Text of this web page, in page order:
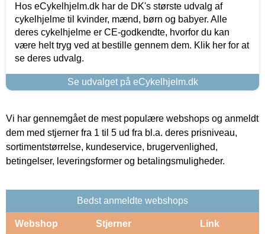
Hos eCykelhjelm.dk har de DK's største udvalg af
cykelhjelme til kvinder, mænd, børn og babyer. Alle
deres cykelhjelme er CE-godkendte, hvorfor du kan
være helt tryg ved at bestille gennem dem. Klik her for at
se deres udvalg.
Se udvalget på eCykelhjelm.dk
Vi har gennemgået de mest populære webshops og anmeldt
dem med stjerner fra 1 til 5 ud fra bl.a. deres prisniveau,
sortimentstørrelse, kundeservice, brugervenlighed,
betingelser, leveringsformer og betalingsmuligheder.
Bedst anmeldte webshops
Webshop Stjerner Link